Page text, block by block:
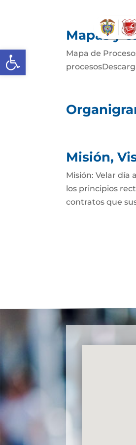
Abrir barra de herramientas
Mapas y
Mapa de
Misión,
Misión: Velar día
los principios
contratos que